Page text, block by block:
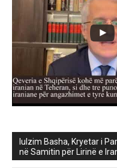
lulzim Basha, Kryetar i
në Samitin për Lirinë e